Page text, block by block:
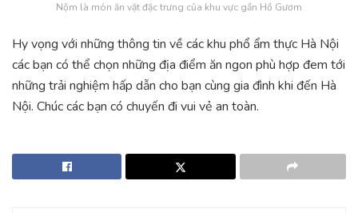
Nộm là món ăn vặt đặc trưng của khu vực gần Hồ Gươm
Hy vọng với những thông tin về các khu phổ ẩm thực Hà Nội
các bạn có thể chọn những địa điểm ăn ngon phù hợp đem tới
những trải nghiệm hấp dẫn cho bạn cùng gia đình khi đến Hà
Nội. Chúc các bạn có chuyến đi vui vẻ an toàn.